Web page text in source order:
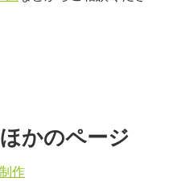
かのページ
作